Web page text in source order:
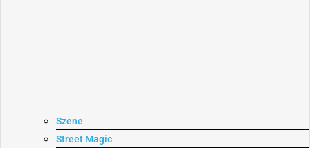
Szene
Street Magic